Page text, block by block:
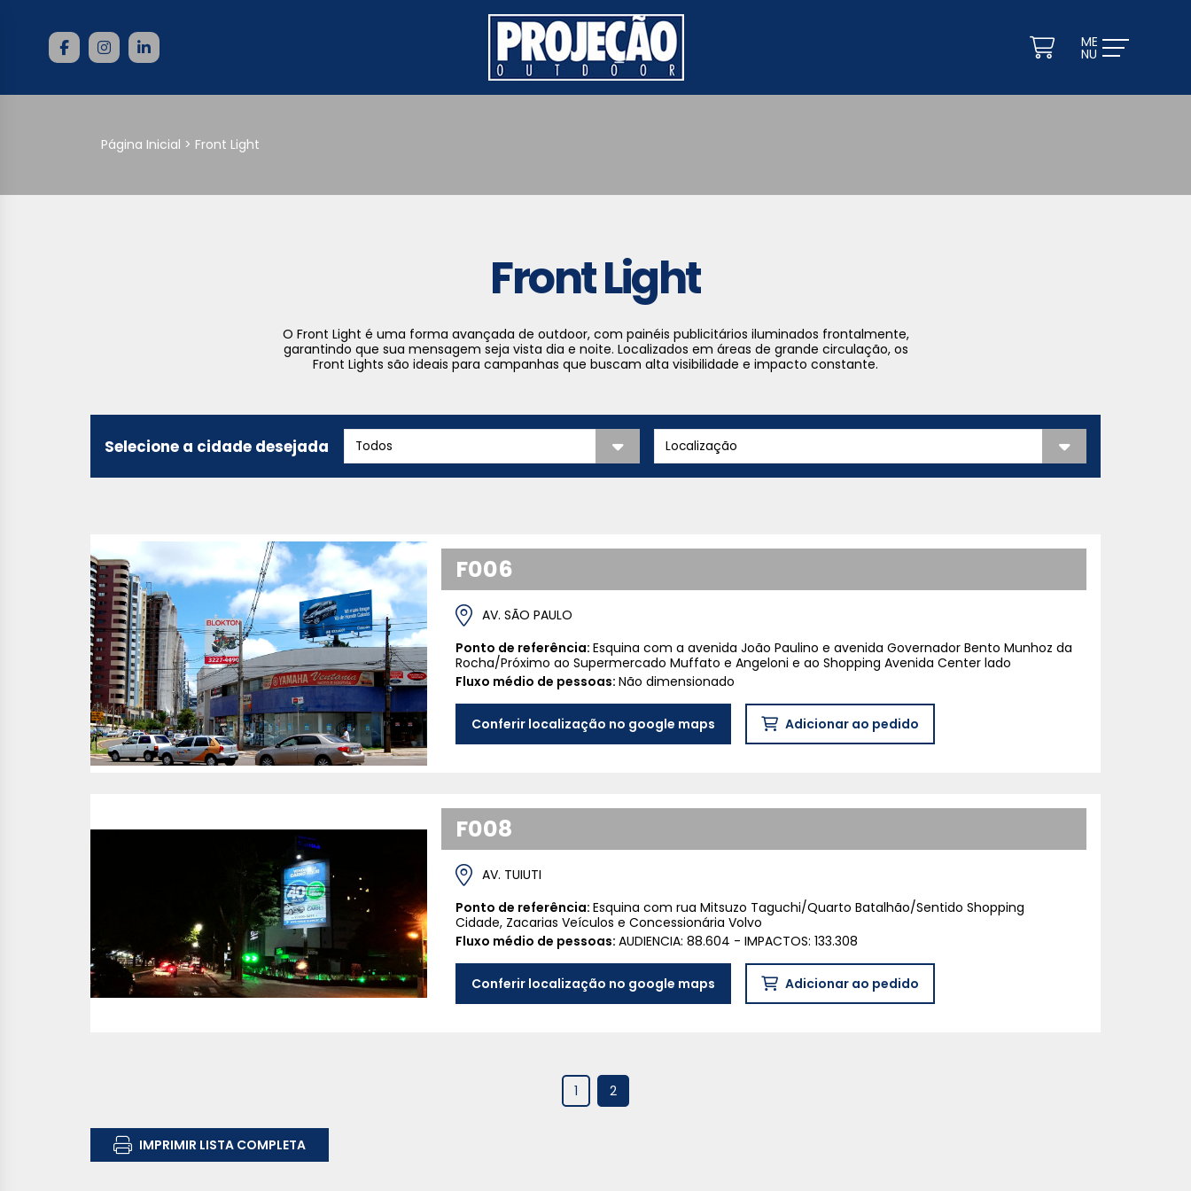
Página Inicial > Front Light
Front Light
O Front Light é uma forma avançada de outdoor, com painéis publicitários iluminados frontalmente,
garantindo que sua mensagem seja vista dia e noite. Localizados em áreas de grande circulação, os
Front Lights são ideais para campanhas que buscam alta visibilidade e impacto constante.
Selecione a cidade desejada
F006
AV. SÃO PAULO
Ponto de referência: Esquina com a avenida João Paulino e avenida Governador Bento Munhoz da
Rocha/Próximo ao Supermercado Muffato e Angeloni e ao Shopping Avenida Center lado
Fluxo médio de pessoas: Não dimensionado
Conferir localização no google maps Adicionar ao pedido
F008
AV. TUIUTI
Ponto de referência: Esquina com rua Mitsuzo Taguchi/Quarto Batalhão/Sentido Shopping
Cidade, Zacarias Veículos e Concessionária Volvo
Fluxo médio de pessoas: AUDIENCIA: 88.604 - IMPACTOS: 133.308
Conferir localização no google maps Adicionar ao pedido
1 2
IMPRIMIR LISTA COMPLETA